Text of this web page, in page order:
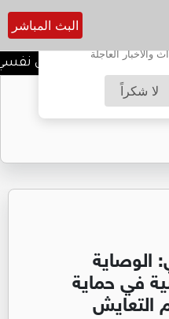
الإشعارات؟
والأخبار العاجلة
لا شكراً
البث المباشر
وقت الأزمات.. خلل نفسي
الغاز إلى فرص عمل
الوصاية
في حماية
التعايش